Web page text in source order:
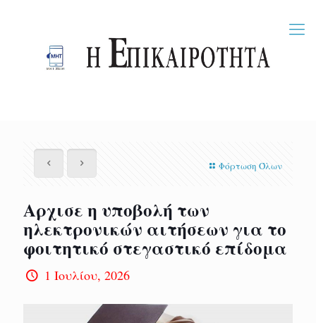
Φόρτωση Όλων
Αρχισε η υποβολή των
ηλεκτρονικών αιτήσεων για το
φοιτητικό στεγαστικό επίδομα
1 Ιουλίου, 2026